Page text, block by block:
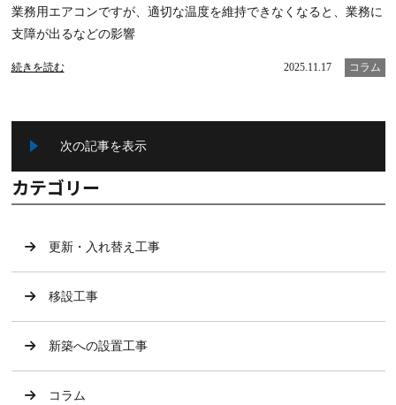
業務用エアコンですが、適切な温度を維持できなくなると、業務に
支障が出るなどの影響
続きを読む 2025.11.17 コラム
次の記事を表示
カテゴリー
更新・入れ替え工事
移設工事
新築への設置工事
コラム